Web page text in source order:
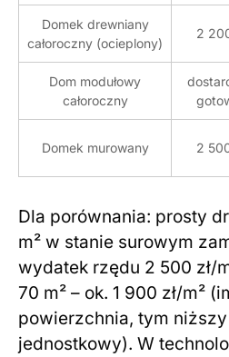
Domek drewniany
całoroczny (ocieplony)
2
Dom modułowy
całoroczny
Domek murowany 2
Dla porównania: prosty
m² w stanie surowym
wydatek rzędu 2 500 zł/
70 m² – ok. 1 900 zł/m²
powierzchnia, tym
jednostkowy). W